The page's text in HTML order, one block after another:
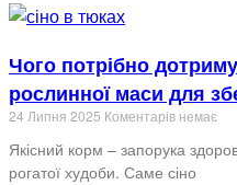
Чого потрібно
рослинної маси для
24 Липня 2025 Коментарів немає
Якісний корм – запорука
рогатої худоби. Саме сіно